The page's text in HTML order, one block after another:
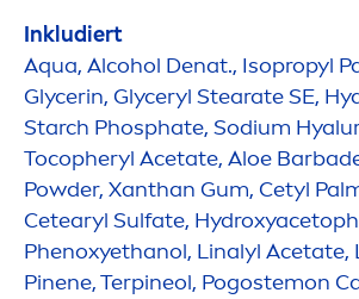
Inkludiert
Aqua, Alcohol Denat., Isopropyl
Glycerin, Glyceryl Stearate SE,
Starch Phosphate, Sodium
Tocopheryl Acetate, Aloe
Powder, Xanthan Gum, Cetyl
Cetearyl Sulfate, Hydro
Phenoxyethanol, Linalyl Acetate,
Pinene, Terpineol, Pogostemon